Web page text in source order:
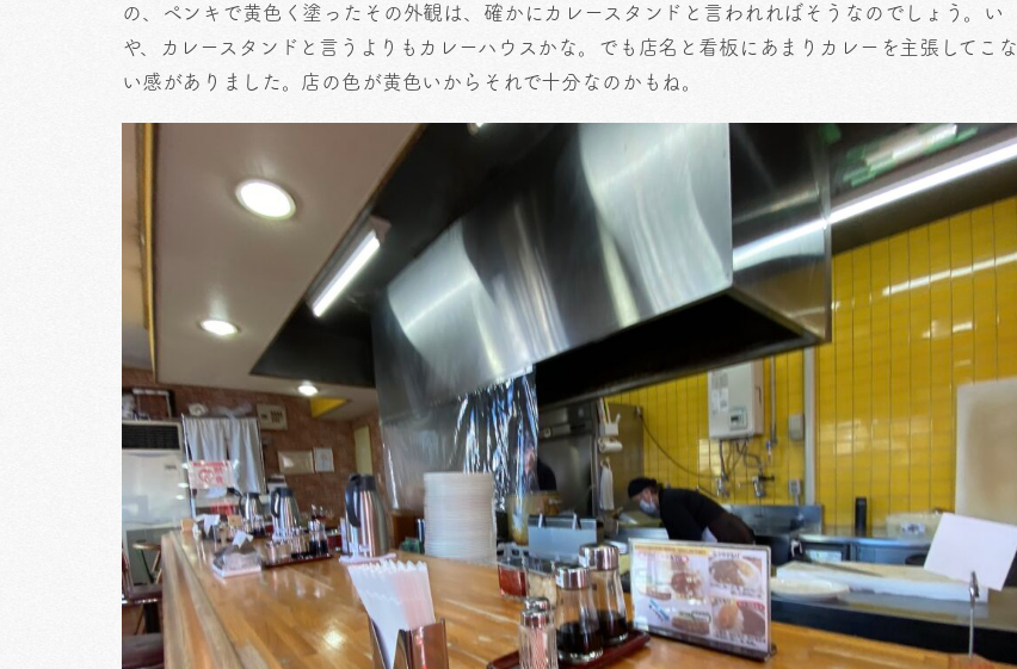
の、ペンキで黄色く塗ったその外観は、確かにカレースタンドと言われればそうなのでしょう。い
や、カレースタンドと言うよりもカレーハウスかな。でも店名と看板にあまりカレーを主張してこな
い感がありました。店の色が黄色いからそれで十分なのかもね。